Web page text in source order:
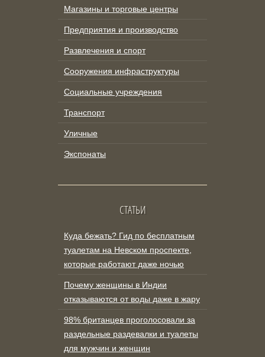
Магазины и торговые центры
Предприятия и производство
Развлечения и спорт
Сооружения инфраструктуры
Социальные учреждения
Транспорт
Уличные
Экспонаты
СТАТЬИ
Куда бежать? Гид по бесплатным
туалетам на Невском проспекте,
которые работают даже ночью
Почему женщины в Индии
отказываются от воды даже в жару
98% британцев проголосовали за
раздельные раздевалки и туалеты
для мужчин и женщин